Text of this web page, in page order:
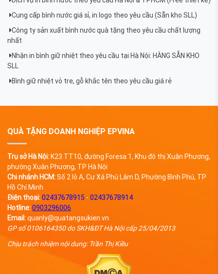
Cung cấp bình nước giá sỉ, in logo theo yêu cầu (Sẵn kho SLL)
Công ty sản xuất bình nước quà tặng theo yêu cầu chất lượng
nhất
Nhận in bình giữ nhiệt theo yêu cầu tại Hà Nội: HÀNG SẴN KHO
SLL
Bình giữ nhiệt vỏ tre, gỗ khắc tên theo yêu cầu giá rẻ
QUÀ TẶNG DOANH NGHIỆP EPVINA
Trụ sở Hà Nội:K23 TT10, đường Foresa 1, Khu đô thị Xuân Phương,
phường Xuân Phương, TP Hà Nội
Chi nhánh HCM:Số 2 lô A, Cư Xá Phú Lâm D, Phường Bình Phú, TP
Hồ Chí Minh
Điện thoại:02437678915 - 02437678914
Hotline:0903296006
Email:quanly@quatangsukien.vn
GP số 0106164350 do SKH&ĐT Hà Nội cấp 25/04/2013
Chịu trách nhiệm nội dung: Trần Thị Kiều